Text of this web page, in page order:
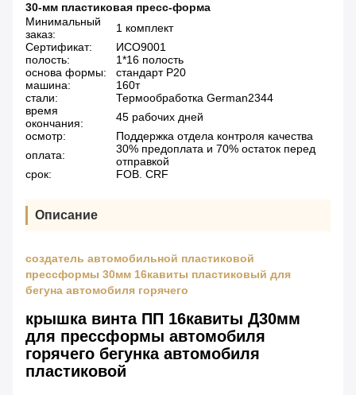
30-мм пластиковая пресс-форма
Минимальный
заказ:
1 комплект
Сертификат:
ИСО9001
полость:
1*16 полость
основа формы:
стандарт P20
машина:
160т
стали:
Термообработка German2344
время
окончания:
45 рабочих дней
осмотр:
Поддержка отдела контроля качества
оплата:
30% предоплата и 70% остаток перед
отправкой
срок:
FOB. CRF
Описание
создатель автомобильной пластиковой
прессформы 30мм 16кавиты пластиковый для
бегуна автомобиля горячего
крышка винта ПП 16кавиты Д30мм
для прессформы автомобиля
горячего бегунка автомобиля
пластиковой